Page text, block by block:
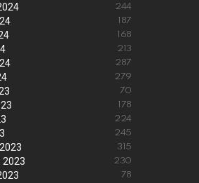
244
187
168
213
287
279
70
178
224
245
315
230
78